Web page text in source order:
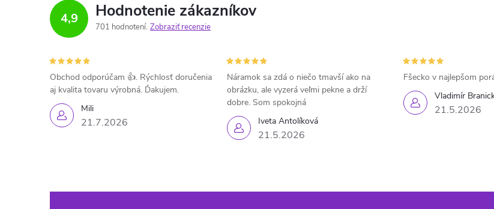
4,9 Hodnotenie zákazníkov
701 hodnotení Zobraziť recenzie
Mili
21.7.2026
Obchod odporúčam 👍. Rýchlosť doručenia
aj kvalita tovaru výrobná. Ďakujem.
Iveta Antolíková
21.5.2026
Náramok sa zdá o niečo tmavší ako na
obrázku, ale vyzerá veľmi pekne a drží
dobre. Som spokojná
Vladimír
21.5.2026
Fšecko v najlepšom